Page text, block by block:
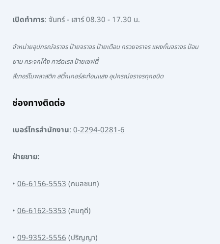
เปิดทำการ: จันทร์ - เสาร์ 08.30 - 17.30 น.
จำหน่ายอุปกรณ์จราจร ป้ายจราจร ป้ายเตือน กรวยจราจร แผงกั้นจราจร ป้อม
ยาม กระจกโค้ง การ์ดเรล ป้ายเซฟตี้
สีเทอร์โมพลาสติก สติ๊กเกอร์สะท้อนแสง อุปกรณ์จราจรทุกชนิด
ช่องทางติดต่อ
เบอร์โทรสำนักงาน: 0-2294-0281-6
ฝ่ายขาย:
• 06-6156-5553(กมลชนก)
• 06-6162-5353(สมฤดี)
• 09-9352-5556(ปริญญา)